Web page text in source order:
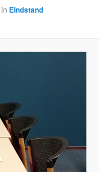
in Eindstand